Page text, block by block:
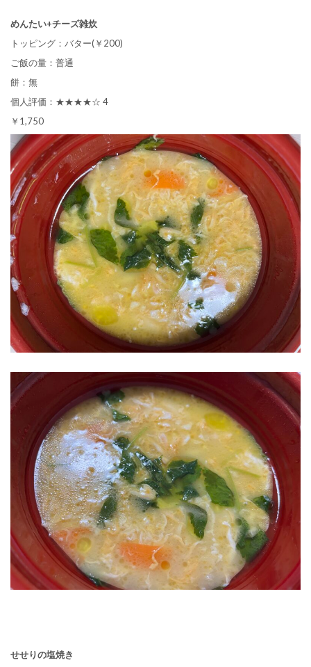
めんたい+チーズ雑炊
トッピング：バター(￥200)
ご飯の量：普通
餅：無
個人評価：★★★★☆ 4
￥1,750
せせりの塩焼き